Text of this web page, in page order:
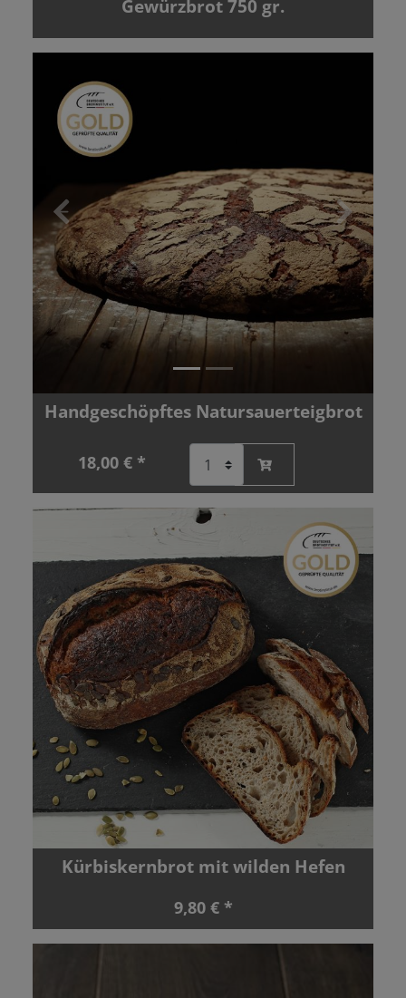
Gewürzbrot 750 gr.
Zurück Vor
Handgeschöpftes Natursauerteigbrot
18,00 € *
Kürbiskernbrot mit wilden Hefen
9,80 € *